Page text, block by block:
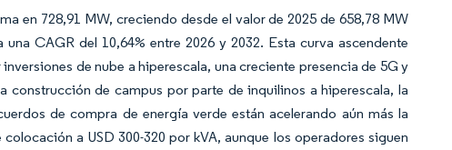
en 728,91 MW, creciendo desde el valor de 2025 de 658,78 MW
CAGR del 10,64% entre 2026 y 2032. Esta curva ascendente
de nube a hiperescala, una creciente presencia de 5G y
de campus por parte de inquilinos a hiperescala, la
de compra de energía verde están acelerando aún más la
a USD 300-320 por kVA, aunque los operadores siguen